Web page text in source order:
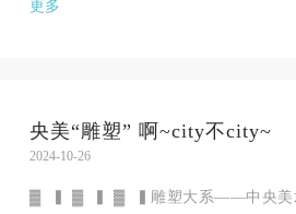
更多
央美“雕塑” 啊~city不city~
2024-10-26
▓ ▍ ▓ ▍ ▓ ▍雕塑大系——中央美术
华人民共和国的相关法律、法规，必须遵
备以人为本、团结友爱、互相帮助和助人
年人（具有完全民事行为能力的人，18周
的陪同下参观。
华人民共和国的相关法律、法规，必须遵
备以人为本、团结友爱、互相帮助和助人
年人（具有完全民事行为能力的人，18周
的陪同下参观。
华人民共和国的相关法律、法规，必须遵
备以人为本、团结友爱、互相帮助和助人
年人（具有完全民事行为能力的人，18周
的陪同下参观。